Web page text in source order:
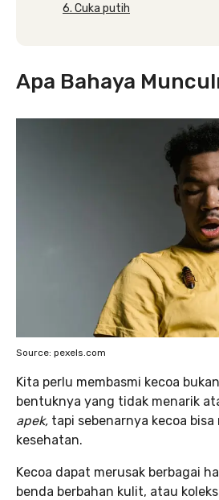
6. Cuka putih
Apa Bahaya
Source: pexels.com
Kita perlu membasmi kecoa
bentuknya yang tidak menarik
apek, tapi sebenarnya kecoa bisa
kesehatan.
Kecoa dapat merusak berbagai
benda berbahan kulit, atau